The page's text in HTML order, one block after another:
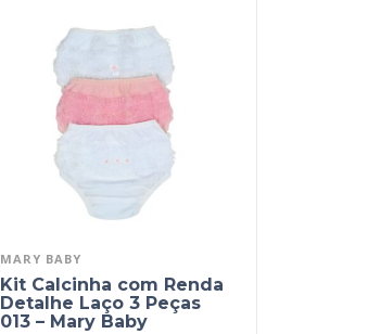
MARY BABY
Kit Calcinha com Renda
Detalhe Laço 3 Peças
013 – Mary Baby